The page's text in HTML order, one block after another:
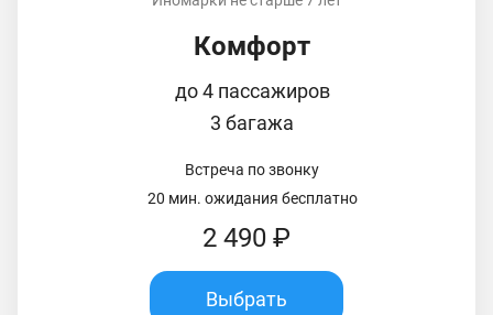
Комфорт
до 4 пассажиров
3 багажа
Встреча по звонку
20 мин. ожидания бесплатно
2 490 ₽
Выбрать